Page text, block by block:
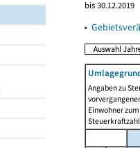
bis 30.12.2019
▸
Angaben zu
Einwohner